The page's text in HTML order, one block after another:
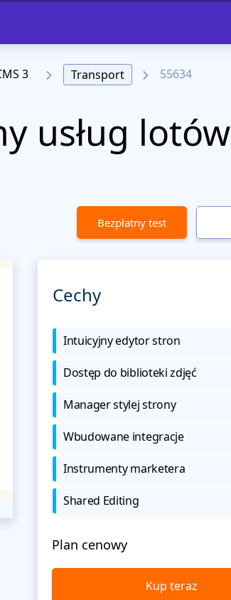
3 Transport 55634
usług lotów
Bezpłatny test
Cechy
Intuicyjny edytor stron
Dostęp do biblioteki zdjęć
Manager stylej strony
Wbudowane integracje
Instrumenty marketera
Shared Editing
Plan cenowy
Kup teraz